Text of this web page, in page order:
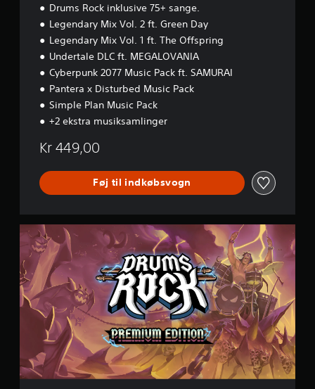
Drums Rock inklusive 75+ sange.
Legendary Mix Vol. 2 ft. Green Day
Legendary Mix Vol. 1 ft. The Offspring
Undertale DLC ft. MEGALOVANIA
Cyberpunk 2077 Music Pack ft. SAMURAI
Pantera x Disturbed Music Pack
Simple Plan Music Pack
+2 ekstra musiksamlinger
Kr 449,00
Føj til indkøbsvogn
P
m
i
u
m
t
i
o